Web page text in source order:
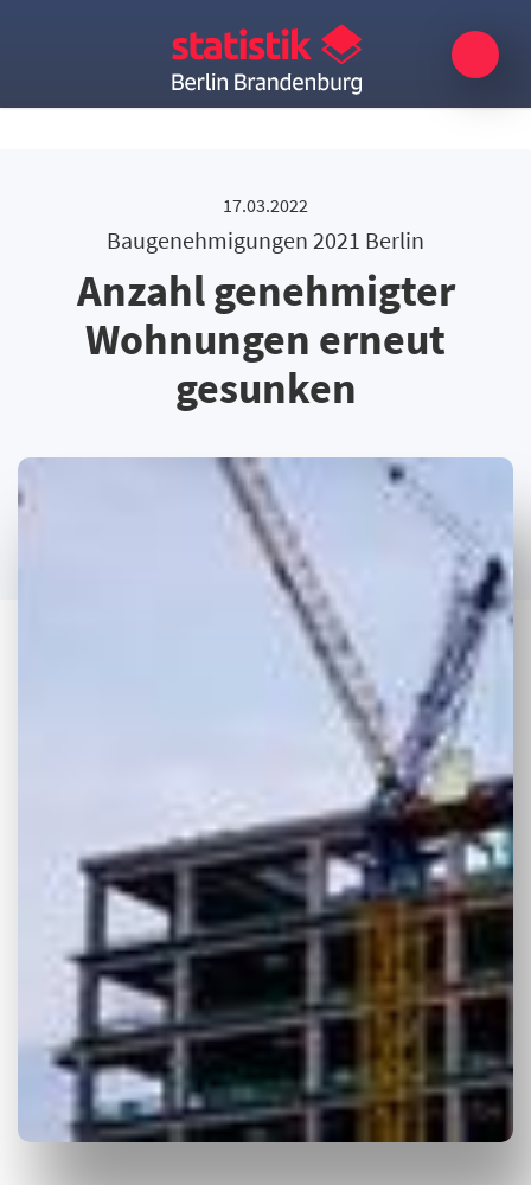
17.03.2022
Baugenehmigungen 2021 Berlin
Anzahl genehmigter
Wohnungen erneut
gesunken